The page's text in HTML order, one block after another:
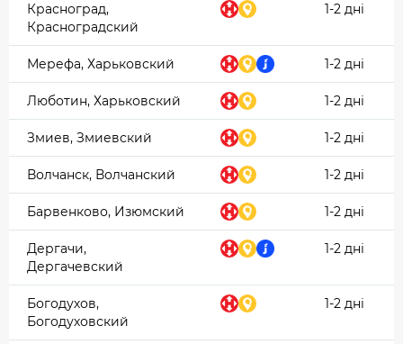
Красноград,
Красноградский
1-2 дні
Мерефа, Харьковский 1-2 дні
Люботин, Харьковский 1-2 дні
Змиев, Змиевский 1-2 дні
Волчанск, Волчанский 1-2 дні
Барвенково, Изюмский 1-2 дні
Дергачи,
Дергачевский
1-2 дні
Богодухов,
Богодуховский
1-2 дні